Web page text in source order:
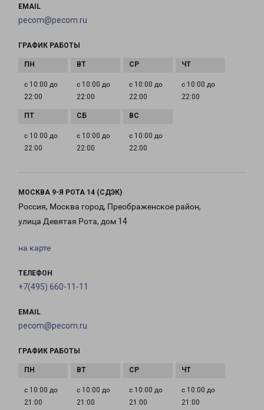
EMAIL
pecom@pecom.ru
ГРАФИК РАБОТЫ
с 10:00 до
22:00
с 10:00 до
22:00
с 10:00 до
22:00
с 10:00 до
22:00
с 10:00 до
22:00
с 10:00 до
22:00
с 10:00 до
22:00
МОСКВА 9-Я РОТА 14 (СДЭК)
Россия, Москва город, Преображенское район,
улица Девятая Рота, дом 14
на карте
ТЕЛЕФОН
+7(495) 660-11-11
EMAIL
pecom@pecom.ru
ГРАФИК РАБОТЫ
с 10:00 до
21:00
с 10:00 до
21:00
с 10:00 до
21:00
с 10:00 до
21:00